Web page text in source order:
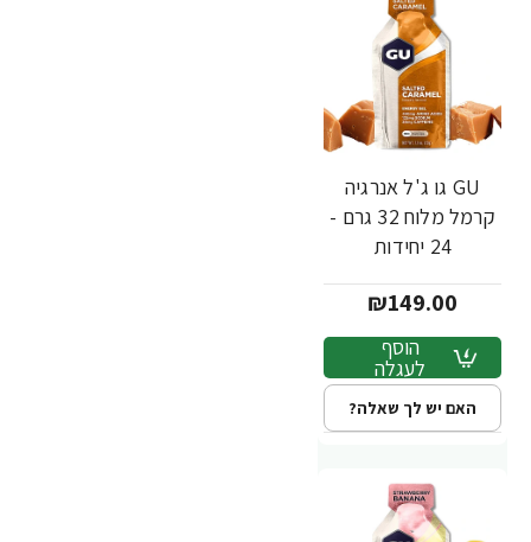
GU גו ג'ל אנרגיה
קרמל מלוח 32 גרם -
24 יחידות
₪149.00
הוסף
לעגלה
האם יש לך שאלה?